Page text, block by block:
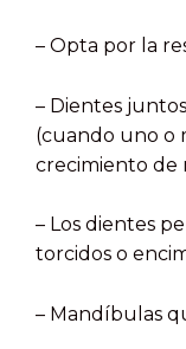
– Opta por la
– Dientes
(cuando uno o
crecimiento de
– Los dientes
torcidos o
– Mandíbulas